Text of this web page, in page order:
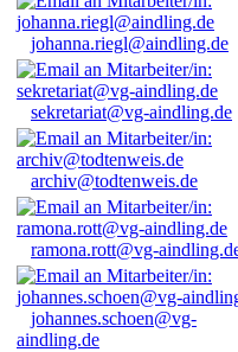
johanna.riegl@aindling.de
sekretariat@vg-aindling.de
archiv@todtenweis.de
ramona.rott@vg-
johannes.schoen@vg-
aindling.de